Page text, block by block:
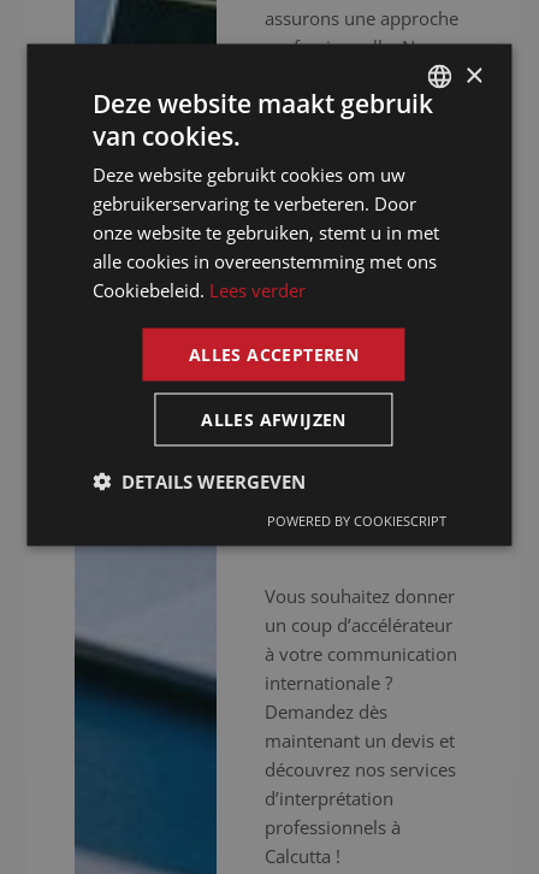
assurons une approche
professionnelle. Nous
ne nous contentons pas
de vous fournir des
expérimentés, nous
mettons aussi à votre
disposition un
équipement audiovisuel
haut de gamme pour
déroule sans accrocs.
Que vous organisiez
des réunions virtuelles,
hybrides ou en
présentiel, nous faisons
de votre
Vous souhaitez donner
un coup d’accélérateur
à votre communication
internationale ?
Demandez dès
maintenant un devis et
découvrez nos services
d’interprétation
professionnels à
Calcutta !
FRENCH
×
Deze website maakt gebruik
van cookies.
Deze website gebruikt cookies om uw
gebruikerservaring te verbeteren. Door
onze website te gebruiken, stemt u in met
alle cookies in overeenstemming met ons
Cookiebeleid. Lees verder
ALLES ACCEPTEREN
ALLES AFWIJZEN
DETAILS WEERGEVEN
POWERED BY COOKIESCRIPT